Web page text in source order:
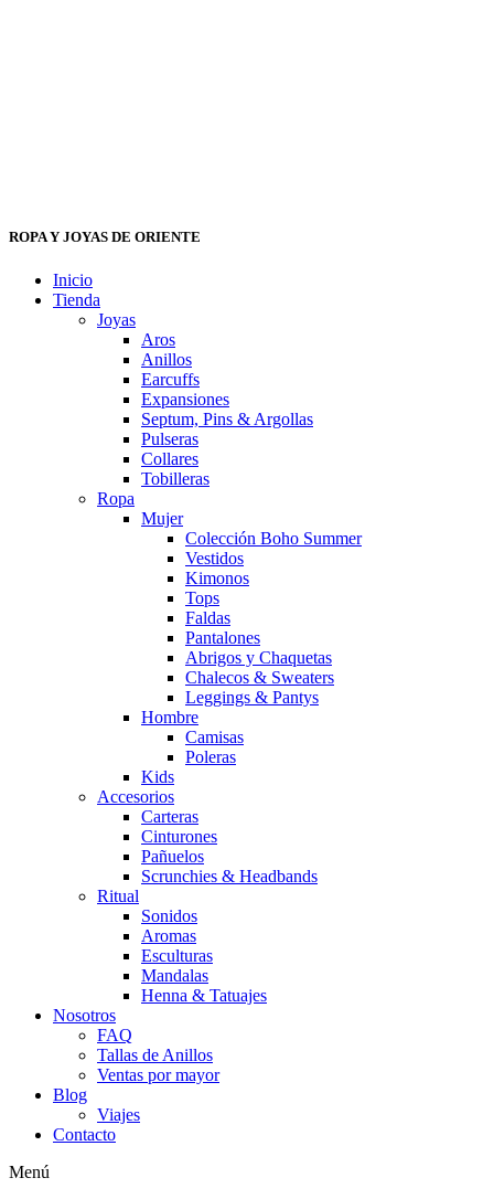
ROPA Y JOYAS DE ORIENTE
Inicio
Tienda
Joyas
Aros
Anillos
Earcuffs
Expansiones
Septum, Pins & Argollas
Pulseras
Collares
Tobilleras
Ropa
Mujer
Colección Boho Summer
Vestidos
Kimonos
Tops
Faldas
Pantalones
Abrigos y Chaquetas
Chalecos & Sweaters
Leggings & Pantys
Hombre
Camisas
Poleras
Kids
Accesorios
Carteras
Cinturones
Pañuelos
Scrunchies & Headbands
Ritual
Sonidos
Aromas
Esculturas
Mandalas
Henna & Tatuajes
Nosotros
FAQ
Tallas de Anillos
Ventas por mayor
Blog
Viajes
Contacto
Menú